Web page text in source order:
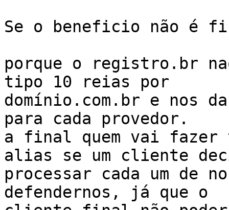
Se o beneficio não é
porque o registro.br
tipo 10 reias por
domínio.com.br e nos
para cada provedor.
a final quem vai fazer
alias se um cliente
processar cada um de
defendernos, já que o